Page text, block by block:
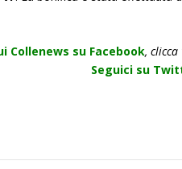
Collenews su Facebook, clicca
Seguici su